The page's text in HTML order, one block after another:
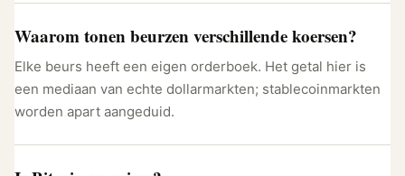
Waarom tonen beurzen verschillende koersen?
Elke beurs heeft een eigen orderboek. Het getal hier is
een mediaan van echte dollarmarkten; stablecoinmarkten
worden apart aangeduid.